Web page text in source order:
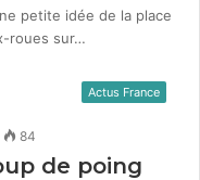
petite idée de la place
roues sur…
Actus France
84
de poing